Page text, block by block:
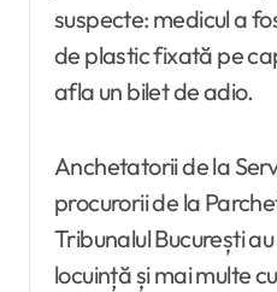
suspecte: medicul a
de plastic fixată pe
afla un bilet de adio.
Anchetatorii de la
procurorii de la
Tribunalul București
locuință și mai multe